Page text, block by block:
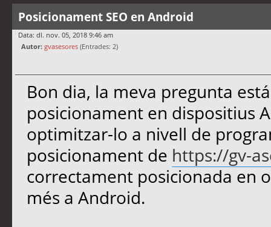
Posicionament SEO en Android
Data: dl. nov. 05, 2018 9:46 am
Autor: gvasesores (Entrades: 2)
Bon dia, la meva pregunta
posicionament en dispositius
optimitzar-lo a nivell de
posicionament de https://gv-
correctament posicionada en
més a Android.